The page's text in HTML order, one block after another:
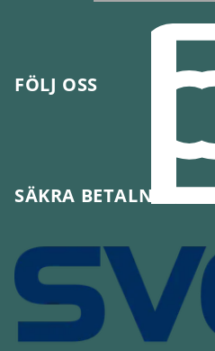
FÖLJ OSS
SÄKRA BETALNINGAR